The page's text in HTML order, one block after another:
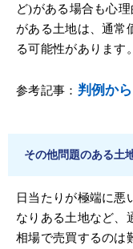
ど)がある場合も心
がある土地は、通常
る可能性があります。
参考記事： 判例か
その他問題のある土
日当たりが極端に悪
なりある土地など、
相場で売買するのは